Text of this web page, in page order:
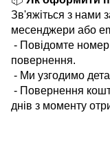
Зв'яжіться з нами
месенджери або
- Повідомте
повернення.
- Ми узгодимо
- Повернення
днів з моменту